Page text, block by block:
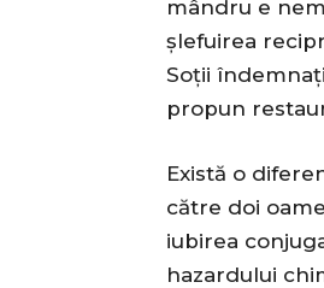
mândru e
șlefuirea
Soții
propun
Există o
către doi
iubirea
hazardului